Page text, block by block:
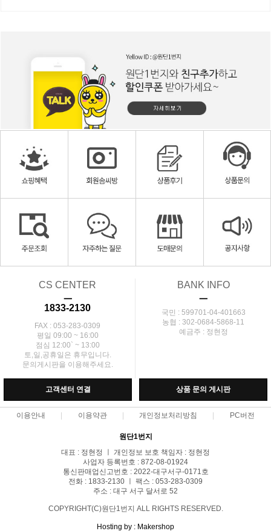
CS CENTER
ㅡ
1833-2130
FAX : 053-283-0309
평일 09:00 ~ 16:00
점심 12:00` ~ 13:00
토,일,공휴일은 휴무입니다.
문의게시판을 이용해주세요.
BANK INFO
ㅡ
국민 : 599701-04-401663
농협 : 302-0684-5868-11
예금주 : 정현정
고객센터 연결 상품 문의 게시판
이용안내 이용약관 개인정보처리방침 PC버전
원단1번지
대표 : 정현정 ㅣ 개인정보 보호 책임자 : 정현정
사업자 등록번호 : 872-08-01924
통신판매업신고번호 : 2022-대구서구-0171호
전화 : 1833-2130 ㅣ 팩스 : 053-283-0309
주소 : 대구 서구 달서로 52
COPYRIGHT(C)원단1번지 ALL RIGHTS RESERVED.
Hosting by : Makershop